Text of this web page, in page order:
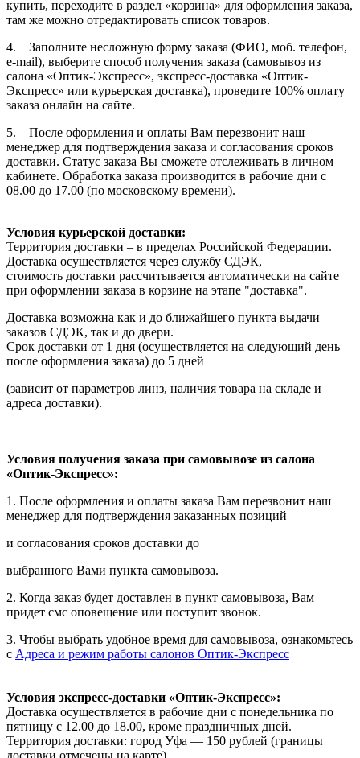
купить, переходите в раздел «корзина» для оформления заказа,
там же можно отредактировать список товаров.
4. Заполните несложную форму заказа (ФИО, моб. телефон,
e-mail), выберите способ получения заказа (самовывоз из
салона «Оптик-Экспресс», экспресс-доставка «Оптик-
Экспресс» или курьерская доставка), проведите 100% оплату
заказа онлайн на сайте.
5. После оформления и оплаты Вам перезвонит наш
менеджер для подтверждения заказа и согласования сроков
доставки. Статус заказа Вы сможете отслеживать в личном
кабинете. Обработка заказа производится в рабочие дни с
08.00 до 17.00 (по московскому времени).
Условия курьерской доставки:
Территория доставки – в пределах Российской Федерации.
Доставка осуществляется через службу СДЭК,
стоимость доставки рассчитывается автоматически на сайте
при оформлении заказа в корзине на этапе "доставка".
Доставка возможна как и до ближайшего пункта выдачи
заказов СДЭК, так и до двери.
Срок доставки от 1 дня (осуществляется на следующий день
после оформления заказа) до 5 дней
(зависит от параметров линз, наличия товара на складе и
адреса доставки).
Условия получения заказа при самовывозе из салона
«Оптик-Экспресс»:
1. После оформления и оплаты заказа Вам перезвонит наш
менеджер для подтверждения заказанных позиций
и согласования сроков доставки до
выбранного Вами пункта самовывоза.
2. Когда заказ будет доставлен в пункт самовывоза, Вам
придет смс оповещение или поступит звонок.
3. Чтобы выбрать удобное время для самовывоза, ознакомьтесь
с Адреса и режим работы салонов Оптик-Экспресс
Условия экспресс-доставки «Оптик-Экспресс»:
Доставка осуществляется в рабочие дни с понедельника по
пятницу с 12.00 до 18.00, кроме праздничных дней.
Территория доставки: город Уфа — 150 рублей (границы
доставки отмечены на карте).